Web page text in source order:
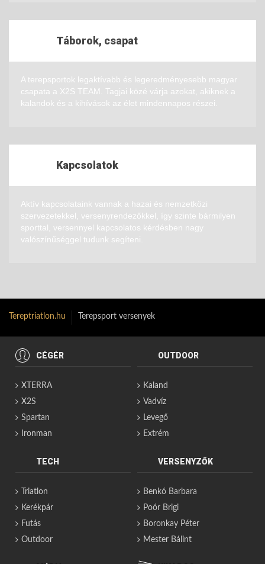
Táborok, csapat
A terepsportok legaktívabb és legeredményesebb magyar
csapata a X2S TEAM. Tagjai közé várja azokat, akiknek a
kalandok és a kihívások az élet mindennapos részei.
Kapcsolatok
Aktív kapcsolataink vannak a hazai és nemzetközi
szervezetekkel, versenyrendezőkkel, így szinte bármilyen
sporttal, versennyel kapcsolatos kérdésben nagy
valószínűséggel tudunk segíteni.
Tereptriatlon.hu Terepsport versenyek
CÉGÉR
XTERRA
X2S
Spartan
Ironman
OUTDOOR
Kaland
Vadvíz
Levegő
Extrém
TECH
Triatlon
Kerékpár
Futás
Outdoor
VERSENYZŐK
Benkó Barbara
Poór Brigi
Boronkay Péter
Mester Bálint